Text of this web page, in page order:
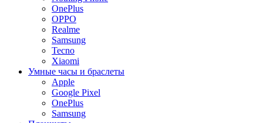
OnePlus
OPPO
Realme
Samsung
Tecno
Xiaomi
Умные часы и браслеты
Apple
Google Pixel
OnePlus
Samsung